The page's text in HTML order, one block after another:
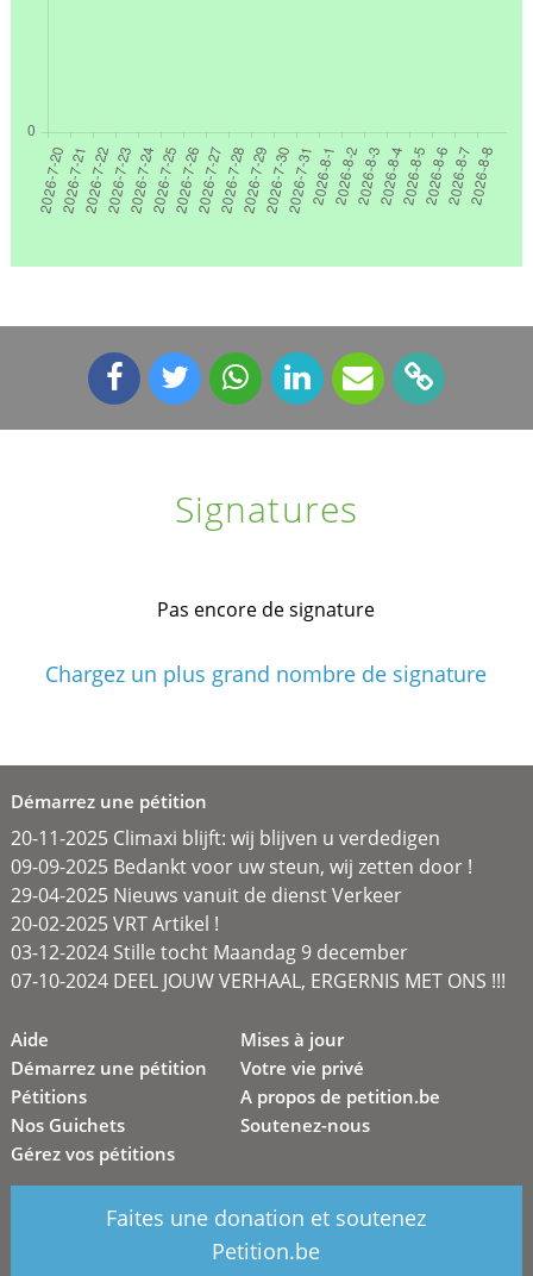
Signatures
Pas encore de signature
Chargez un plus grand nombre de signature
Démarrez une pétition
20-11-2025 Climaxi blijft: wij blijven u verdedigen
09-09-2025 Bedankt voor uw steun, wij zetten door !
29-04-2025 Nieuws vanuit de dienst Verkeer
20-02-2025 VRT Artikel !
03-12-2024 Stille tocht Maandag 9 december
07-10-2024 DEEL JOUW VERHAAL, ERGERNIS MET ONS !!!
Aide
Démarrez une pétition
Pétitions
Nos Guichets
Gérez vos pétitions
Mises à jour
Votre vie privé
A propos de petition.be
Soutenez-nous
Faites une donation et soutenez
Petition.be